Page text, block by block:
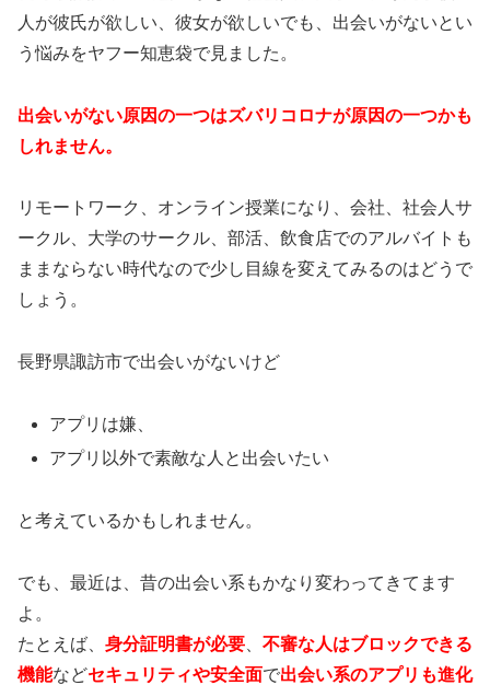
人が彼氏が欲しい、彼女が欲しいでも、出会いがないとい
う悩みをヤフー知恵袋で見ました。
出会いがない原因の一つはズバリコロナが原因の一つかも
しれません。
リモートワーク、オンライン授業になり、会社、社会人サ
ークル、大学のサークル、部活、飲食店でのアルバイトも
ままならない時代なので少し目線を変えてみるのはどうで
しょう。
長野県諏訪市で出会いがないけど
アプリは嫌、
アプリ以外で素敵な人と出会いたい
と考えているかもしれません。
でも、最近は、昔の出会い系もかなり変わってきてます
よ。
たとえば、 身分証明書が必要
不審な人はブロックできる
機能などセキュリティや安全面で出会い系のアプリも進化